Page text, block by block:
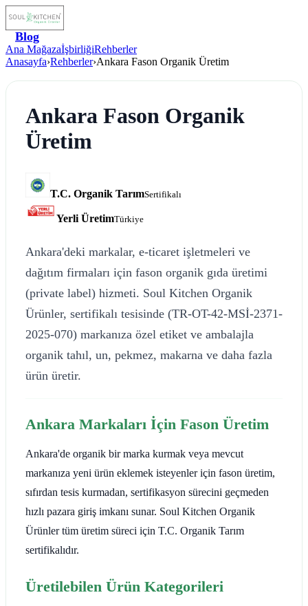
Blog
Ana MağazaİşbirliğiRehberler
Anasayfa›Rehberler›Ankara Fason Organik Üretim
Ankara Fason Organik
Üretim
T.C. Organik TarımSertifikalı
Yerli ÜretimTürkiye
Ankara'deki markalar, e-ticaret işletmeleri ve
dağıtım firmaları için fason organik gıda üretimi
(private label) hizmeti. Soul Kitchen Organik
Ürünler, sertifikalı tesisinde (TR-OT-42-MSİ-2371-
2025-070) markanıza özel etiket ve ambalajla
organik tahıl, un, pekmez, makarna ve daha fazla
ürün üretir.
Ankara Markaları İçin Fason Üretim
Ankara'de organik bir marka kurmak veya mevcut
markanıza yeni ürün eklemek isteyenler için fason üretim,
sıfırdan tesis kurmadan, sertifikasyon sürecini geçmeden
hızlı pazara giriş imkanı sunar. Soul Kitchen Organik
Ürünler tüm üretim süreci için T.C. Organik Tarım
sertifikalıdır.
Üretilebilen Ürün Kategorileri